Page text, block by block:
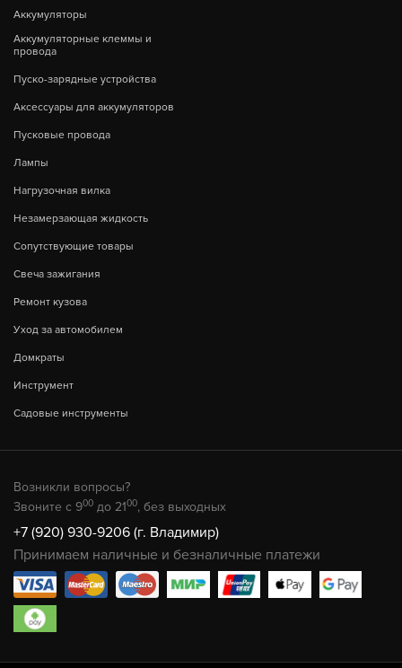
Аккумуляторы
Аккумуляторные клеммы и
провода
Пуско-зарядные устройства
Аксессуары для аккумуляторов
Пусковые провода
Лампы
Нагрузочная вилка
Незамерзающая жидкость
Сопутствующие товары
Свеча зажигания
Ремонт кузова
Уход за автомобилем
Домкраты
Инструмент
Садовые инструменты
Возникли вопросы?
Звоните с 900 до 2100, без выходных
+7 (920) 930-9206 (г. Владимир)
Принимаем наличные и безналичные платежи